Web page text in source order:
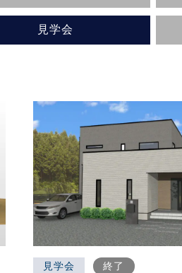
見学会
見学会 終了